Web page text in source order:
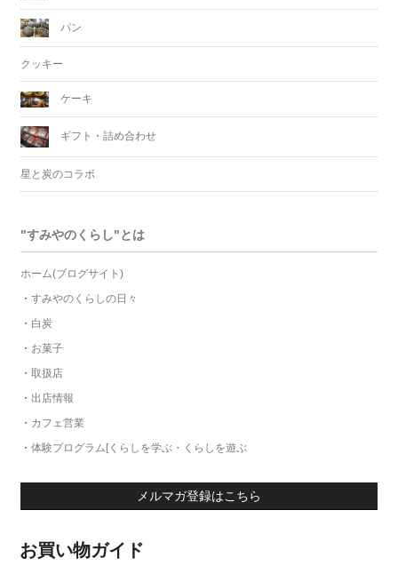
パン
クッキー
ケーキ
ギフト・詰め合わせ
星と炭のコラボ
"すみやのくらし"とは
ホーム(ブログサイト)
・ すみやのくらしの日々
・ 白炭
・ お菓子
・ 取扱店
・ 出店情報
・ カフェ営業
・ 体験プログラム[くらしを学ぶ・くらしを遊ぶ
メルマガ登録はこちら
お買い物ガイド